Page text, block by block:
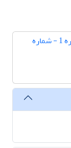
دوره 3، شماره 1 - شماره